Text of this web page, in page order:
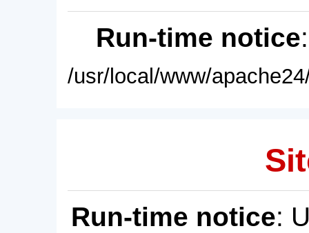
Run-time notice
/usr/local/www/
Run-time notice: